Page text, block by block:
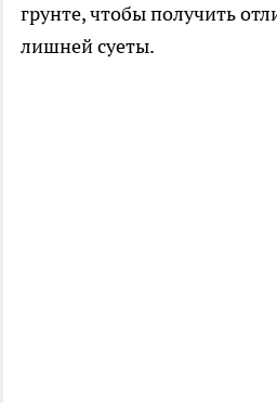
грунте, чтобы получить
лишней суеты.